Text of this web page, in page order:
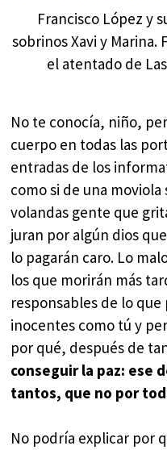
Francisco López y
sobrinos Xavi y Marina.
el atentado de
No te conocía, niño,
cuerpo en todas las
entradas de los
como si de una
volandas gente que
juran por algún dios
lo pagarán caro. Lo
los que morirán más
responsables de lo que
inocentes como tú y
por qué, después de
conseguir la paz: ese
tantos, que no por
No podría explicar por